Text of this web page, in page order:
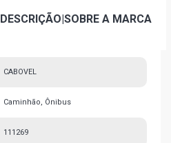
DESCRIÇÃO|SOBRE A MARCA
CABOVEL
Caminhão, Ônibus
111269